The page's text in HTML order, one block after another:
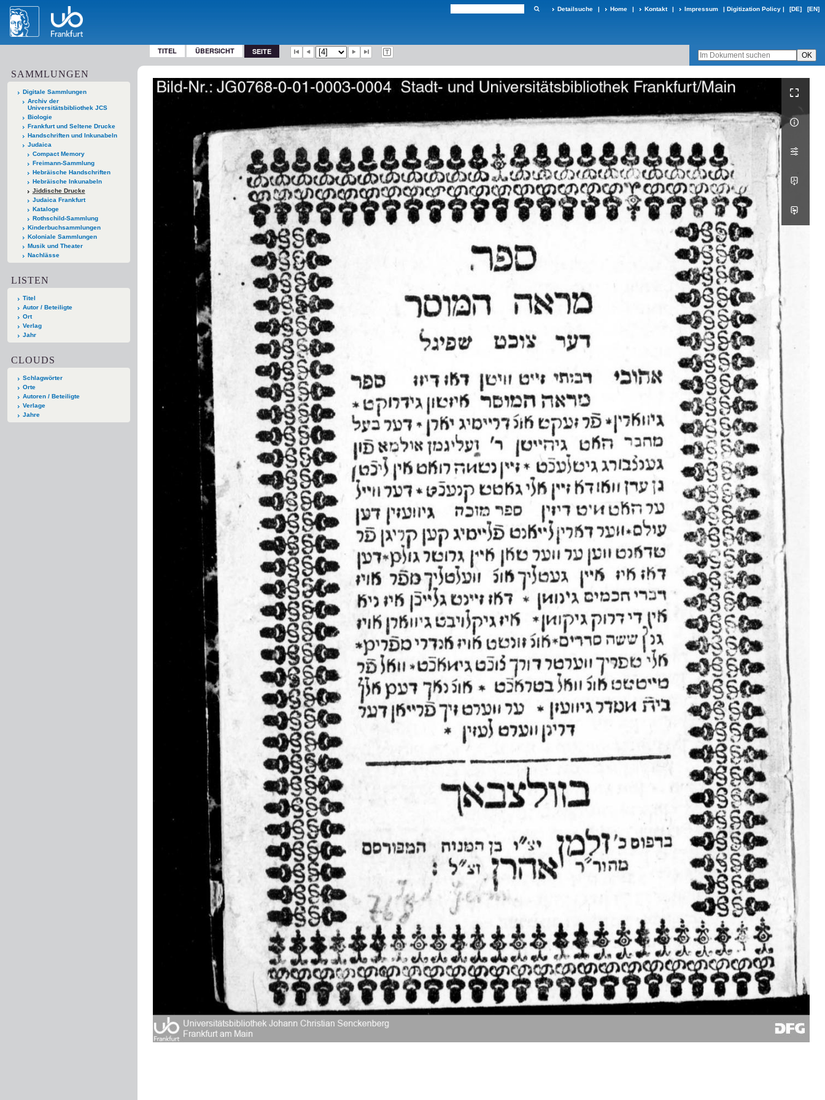
Detailsuche | Home | Kontakt | Impressum | Digitization Policy | [DE] [EN]
TITEL ÜBERSICHT SEITE
SAMMLUNGEN
Digitale Sammlungen
Archiv der
Universitätsbibliothek JCS
Biologie
Frankfurt und Seltene Drucke
Handschriften und Inkunabeln
Judaica
Compact Memory
Freimann-Sammlung
Hebräische Handschriften
Hebräische Inkunabeln
Jiddische Drucke
Judaica Frankfurt
Kataloge
Rothschild-Sammlung
Kinderbuchsammlungen
Koloniale Sammlungen
Musik und Theater
Nachlässe
LISTEN
Titel
Autor / Beteiligte
Ort
Verlag
Jahr
CLOUDS
Schlagwörter
Orte
Autoren / Beteiligte
Verlage
Jahre